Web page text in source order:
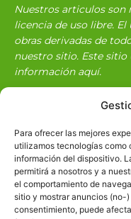
Para ofrecer las mejores
utilizamos tecnologías como
información del dispositivo.
permitirá a nosotros y a
el comportamiento de
sitio y mostrar anuncios (no-
consentimiento, puede
Nuestros articulos son
licencia de uso libre.
obras derivadas de
nuestro sitio. Este sitio
información aquí.
Básico
Ciencias